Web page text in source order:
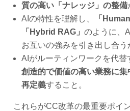
質の高い「ナレッジ」の整備
AIの特性を理解し、
「
「Hybrid RAG」 のように、
お互いの強みを引き出し合う
AIがルーティンワークを代替
創造的で価値の高い業務に
再定義すること。
これらがCC改革の最重要ポイ